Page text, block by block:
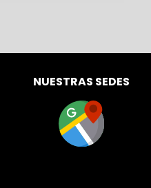
NUESTRAS SEDES